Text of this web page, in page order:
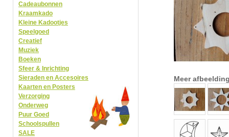
Meer
Cadeaubonnen
Kraamkado
Kleine Kadootjes
Speelgoed
Creatief
Muziek
Boeken
Sfeer & Inrichting
Sieraden en Accesoires
Kaarten en Posters
Verzorging
Onderweg
Puur Goed
Schoolspullen
SALE